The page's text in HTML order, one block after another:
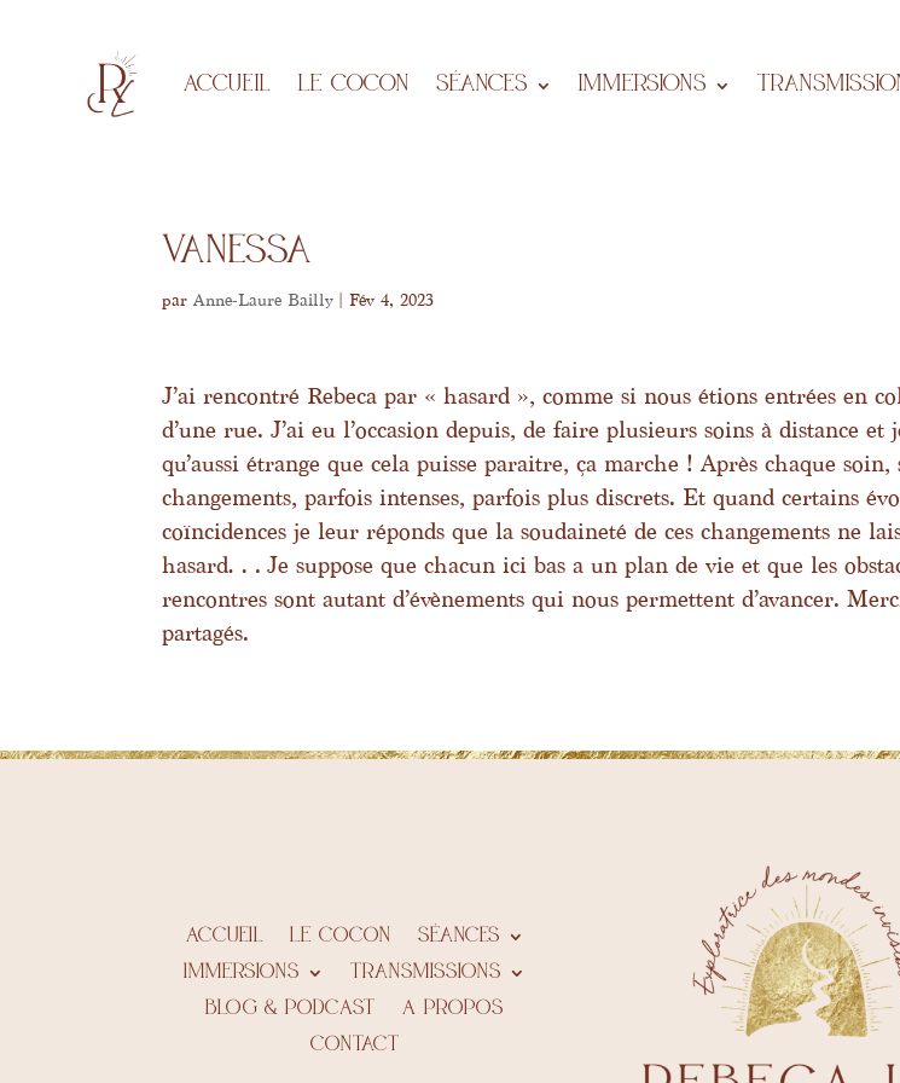
Accueil LE COCON Séances IMMERSIONS
Vanessa
parAnne-Laure Bailly|Fév 4, 2023
J’ai rencontré Rebeca par « hasard », comme si nous étions entrées en
d’une rue. J’ai eu l’occasion depuis, de faire plusieurs soins à distance et
qu’aussi étrange que cela puisse paraitre, ça marche ! Après chaque soin,
changements, parfois intenses, parfois plus discrets. Et quand certains
coïncidences je leur réponds que la soudaineté de ces changements ne
hasard… Je suppose que chacun ici bas a un plan de vie et que les
rencontres sont autant d’évènements qui nous permettent d’avancer.
partagés.
Accueil LE COCON
Séances
IMMERSIONS
Transmissions
BLOG & PODCAST
A propos
Contact